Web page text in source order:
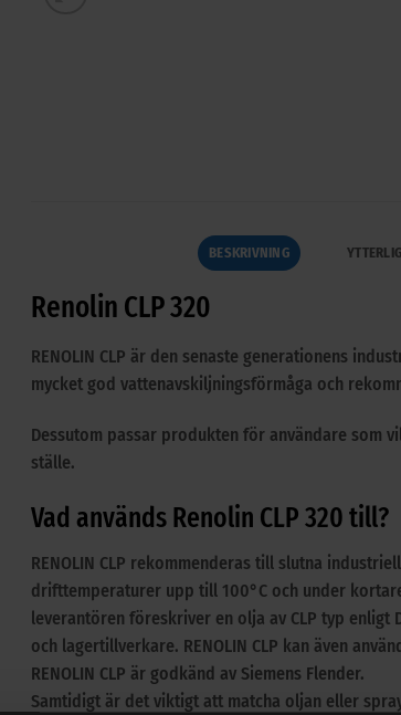
BESKRIVNING
Renolin CLP 320
RENOLIN CLP är den senaste generationens
mycket god vattenavskiljningsförmåga och
Dessutom passar produkten för användare som
ställe.
Vad används Renolin CLP 320 till?
RENOLIN CLP rekommenderas till slutna
drifttemperaturer upp till 100°C och under
leverantören föreskriver en olja av CLP typ enligt
och lagertillverkare. RENOLIN CLP kan även
RENOLIN CLP är godkänd av Siemens Flender.
Samtidigt är det viktigt att matcha oljan eller